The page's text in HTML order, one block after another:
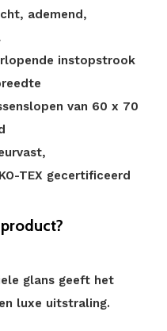
ademend,
instopstrook
van 60 x 70
TEX gecertificeerd
glans geeft het
luxe uitstraling.